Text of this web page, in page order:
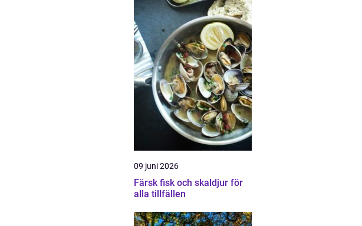
09 juni 2026
Färsk fisk och skaldjur för
alla tillfällen